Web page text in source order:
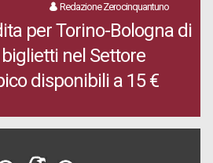
Redazione Zerocinquantuno
per Torino-Bologna di
nel Settore
disponibili a 15 €